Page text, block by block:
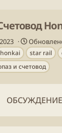
honkai star rail
и счетовод
ОБСУЖДЕНИЕ